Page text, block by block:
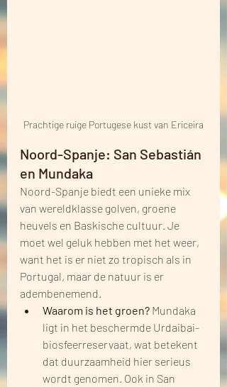
Prachtige ruige Portugese kust van Ericeira
Noord-Spanje: San Sebastián
en Mundaka
Noord-Spanje biedt een unieke mix
van wereldklasse golven, groene
heuvels en Baskische cultuur. Je
moet wel geluk hebben met het weer,
want het is er niet zo tropisch als in
Portugal, maar de natuur is er
adembenemend.
Waarom is het groen? Mundaka
ligt in het beschermde Urdaibai-
biosfeerreservaat, wat betekent
dat duurzaamheid hier serieus
wordt genomen. Ook in San